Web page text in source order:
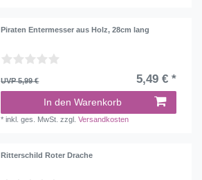
Piraten Entermesser aus Holz, 28cm lang
UVP 5,99 € 5,49 € *
In den Warenkorb
*inkl. ges. MwSt. zzgl.Versandkosten
Ritterschild Roter Drache